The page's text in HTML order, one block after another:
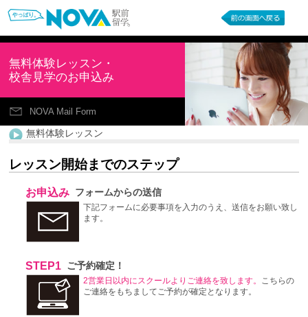
無料体験レッスン・
校舎見学のお申込み
NOVA Mail Form
無料体験レッスン
レッスン開始までのステップ
お申込み フォームからの送信
下記フォームに必要事項を入力のうえ、送信をお願い致し
ます。
STEP1 ご予約確定！
2営業日以内にスクールよりご連絡を致します。
こちらの
ご連絡をもちましてご予約が確定となります。